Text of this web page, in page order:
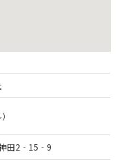
神田2‐15‐9